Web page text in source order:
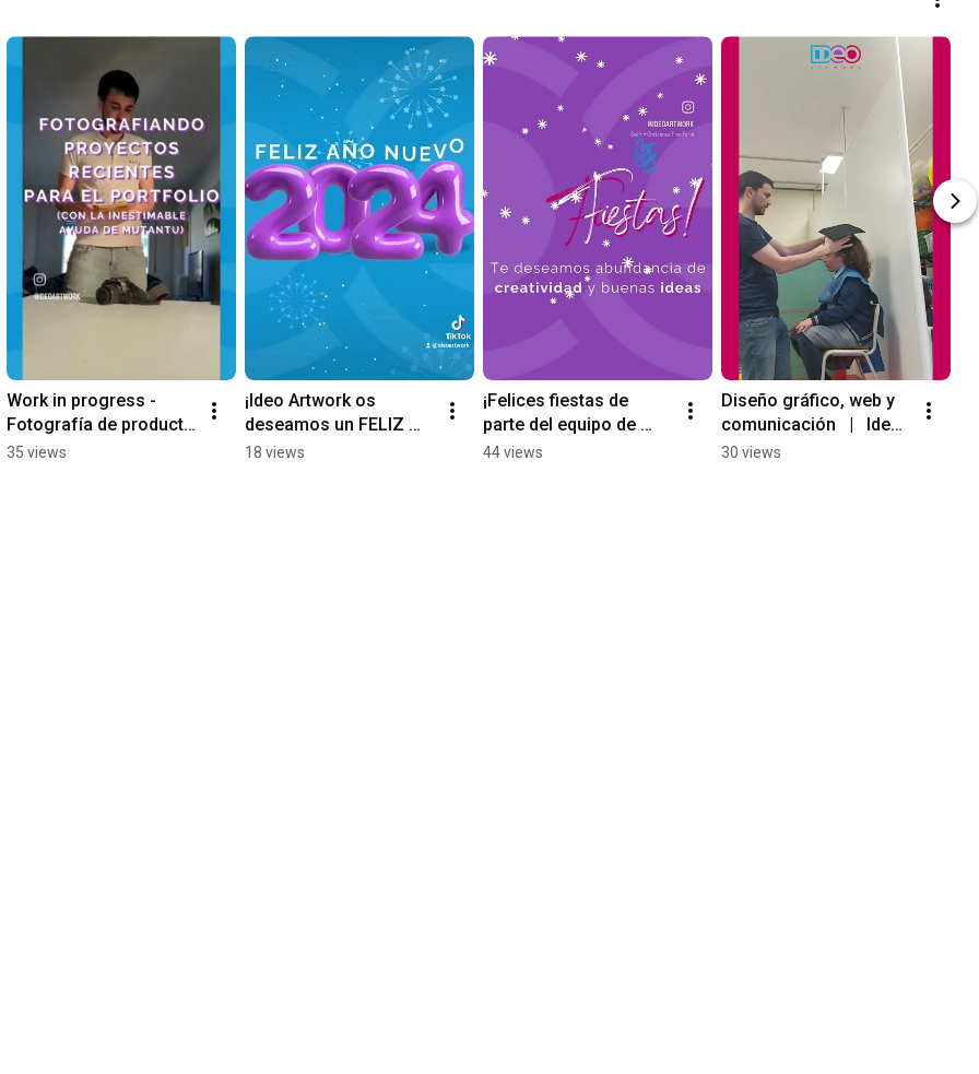
Work in progress -
Fotografía de producto
para el portfolio
35 views
¡Ideo Artwork os
deseamos un FELIZ
AÑO NUEVO 2024!
18 views
¡Felices fiestas de
parte del equipo de
Ideo Artwork!
44 views
Diseño gráfico, web y
comunicación   |   Ideo
Artwork
30 views